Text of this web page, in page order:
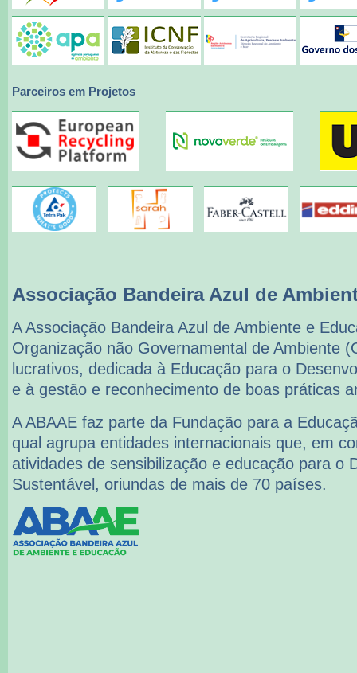
Parceiros em Projetos
Associação Bandeira Azul de
A Associação Bandeira Azul de Ambiente e
Organização não Governamental de Ambiente
lucrativos, dedicada à Educação para o
e à gestão e reconhecimento de boas práticas
A ABAAE faz parte da Fundação para a
qual agrupa entidades internacionais que, em
atividades de sensibilização e educação para o
Sustentável, oriundas de mais de 70 países.